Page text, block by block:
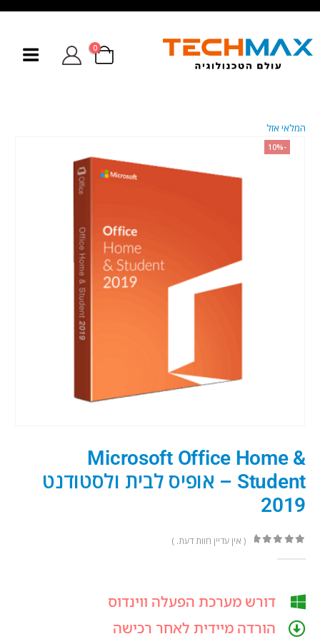
0
-10%
המלאי אזל
Microsoft Office Home &
Student – אופיס לבית ולסטודנט
2019
( אין עדיין חוות דעת. )
דורש מערכת הפעלה ווינדוס
הורדה מיידית לאחר רכישה